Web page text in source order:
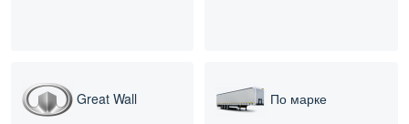
Great Wall
По марке